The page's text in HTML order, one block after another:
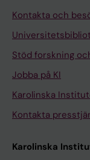
Kontakta och
Stöd forskning
Jobba på KI
Karolinska
Kontakta
Karolinska